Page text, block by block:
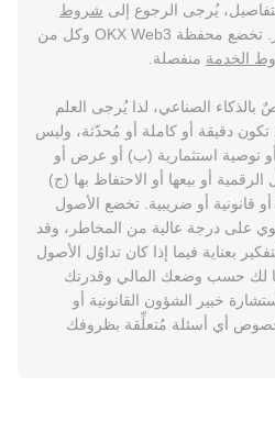
يُرجى الرجوع إلى شروط
. تخضع محفظة OKX Web3 وكل من
الخدمة منفصلة.
الصناعي، لذا يُرجى العلم
تكون دقيقة أو كاملة أو مُحدّثة، وليس
توصية استثمارية (ب) أو عرض أو
أو بيعها أو الاحتفاظ بها (ج)
قانونية أو ضريبية. تخضع الأصول
على درجة عالية من المخاطر، وقد
بعناية فيما إذا كان تداوُل الأصول
لك حسب وضعك المالي وقدرتك
خبير الشؤون القانونية أو
أي أسئلة مُتعلِّقة بظروفك